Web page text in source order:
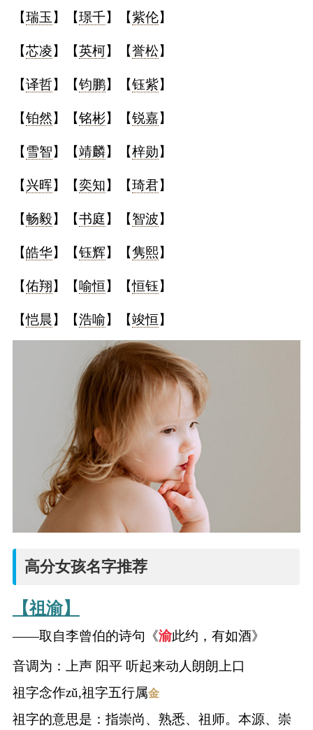
【瑞玉 】【璟千】【紫伦】
【芯凌】【英柯】【誉松】
【译哲】【钧鹏】【钰紫】
【铂然】【铭彬】【锐嘉】
【 雪智】【靖麟】【梓勋】
【兴晖】【奕知】【琦君】
【畅毅】【书庭】【智波】
【皓华】【钰辉】【隽熙】
【佑翔】【喻恒】【恒钰】
【恺晨】【浩喻】【竣恒】
高分女孩名字推荐
【祖渝】
——取自李曾伯的诗句《渝此约，有如酒》
音调为：上声 阳平 听起来动人朗朗上口
祖字念作zǔ,祖字五行属金
祖字的意思是：指崇尚、熟悉、祖师。本源、崇